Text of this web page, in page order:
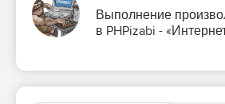
Выполнение
в PHPizabi -